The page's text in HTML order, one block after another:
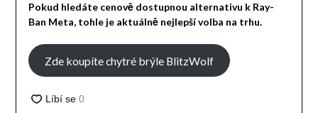
Pokud hledáte cenově dostupnou alternativu k Ray-
Ban Meta, tohle je aktuálně nejlepší volba na trhu.
Zde koupíte chytré brýle BlitzWolf